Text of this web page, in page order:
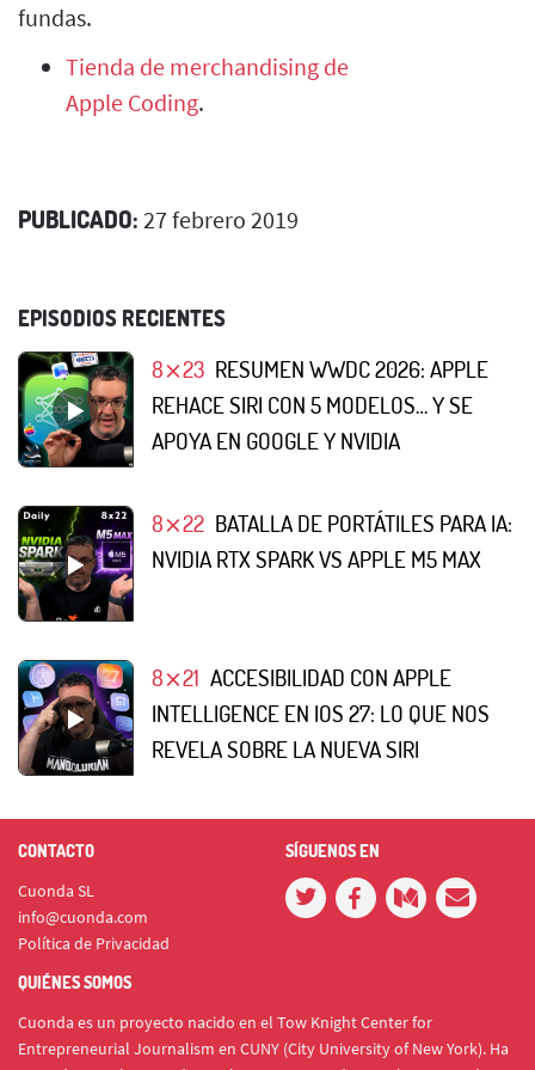
fundas.
Tienda de merchandising de
Apple Coding.
PUBLICADO: 27 febrero 2019
EPISODIOS RECIENTES
8⨯23 RESUMEN WWDC 2026: APPLE
REHACE SIRI CON 5 MODELOS… Y SE
APOYA EN GOOGLE Y NVIDIA
8⨯22 BATALLA DE PORTÁTILES PARA IA:
NVIDIA RTX SPARK VS APPLE M5 MAX
8⨯21 ACCESIBILIDAD CON APPLE
INTELLIGENCE EN IOS 27: LO QUE NOS
REVELA SOBRE LA NUEVA SIRI
CONTACTO
Cuonda SL
info@cuonda.com
Política de Privacidad
SÍGUENOS EN
QUIÉNES SOMOS
Cuonda es un proyecto nacido en el Tow Knight Center for
Entrepreneurial Journalism en CUNY (City University of New York). Ha